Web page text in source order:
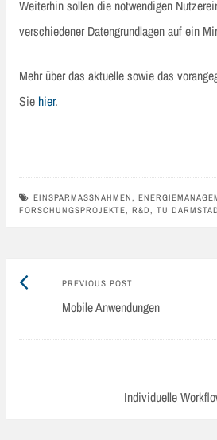
Weiterhin sollen die notwendigen
verschiedener Datengrundlagen auf ein
Mehr über das aktuelle sowie das
Sie hier.
EINSPARMASSNAHMEN ,
FORSCHUNGSPROJEKTE, R&D, TU
Post
navigation
PREVIOUS POSTPrevious
post:
Mobile Anwendungen
Individuelle